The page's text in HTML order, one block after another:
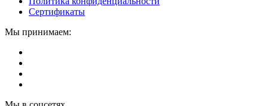
Сертификаты
Мы принимаем: